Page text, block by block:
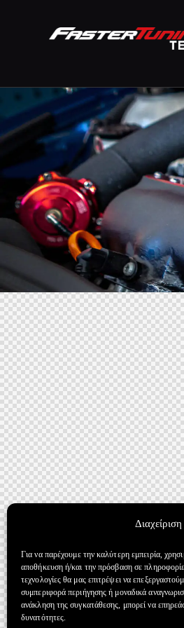
Για να παρέχουμε την καλύτερη εμπειρία,
αποθήκευση ή/και την πρόσβαση σε
τεχνολογίες θα μας επιτρέψει να
συμπεριφορά περιήγησης ή μοναδικά
ανάκληση της συγκατάθεσης, μπορεί να
δυνατότητες.